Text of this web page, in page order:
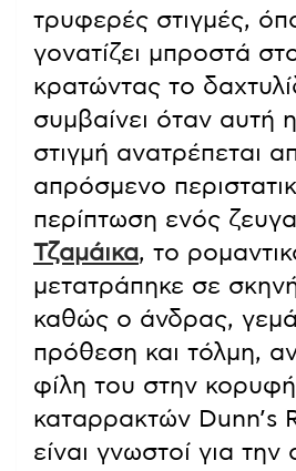
τρυφερές στιγμές,
γονατίζει μπροστά
κρατώντας το
συμβαίνει όταν αυτή
στιγμή ανατρέπεται
απρόσμενο
περίπτωση ενός
Τζαμάικα, το
μετατράπηκε σε
καθώς ο άνδρας,
πρόθεση και τόλμη,
φίλη του στην
καταρρακτών Dunn’s
είναι γνωστοί για την